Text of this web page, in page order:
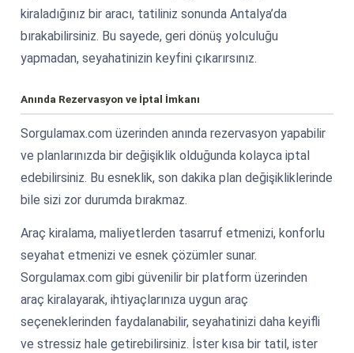
kiraladığınız bir aracı, tatiliniz sonunda Antalya’da
bırakabilirsiniz. Bu sayede, geri dönüş yolculuğu
yapmadan, seyahatinizin keyfini çıkarırsınız.
Anında Rezervasyon ve İptal İmkanı
Sorgulamax.com üzerinden anında rezervasyon yapabilir
ve planlarınızda bir değişiklik olduğunda kolayca iptal
edebilirsiniz. Bu esneklik, son dakika plan değişikliklerinde
bile sizi zor durumda bırakmaz.
Araç kiralama, maliyetlerden tasarruf etmenizi, konforlu
seyahat etmenizi ve esnek çözümler sunar.
Sorgulamax.com gibi güvenilir bir platform üzerinden
araç kiralayarak, ihtiyaçlarınıza uygun araç
seçeneklerinden faydalanabilir, seyahatinizi daha keyifli
ve stressiz hale getirebilirsiniz. İster kısa bir tatil, ister